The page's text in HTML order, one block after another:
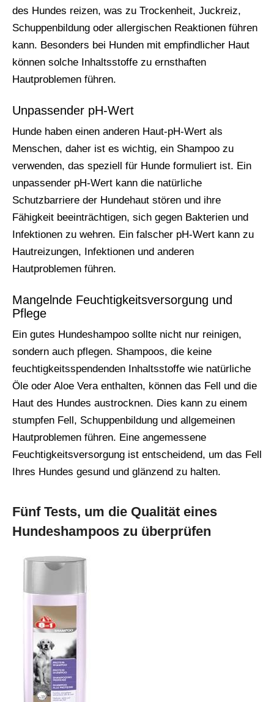
des Hundes reizen, was zu Trockenheit, Juckreiz,
Schuppenbildung oder allergischen Reaktionen führen
kann. Besonders bei Hunden mit empfindlicher Haut
können solche Inhaltsstoffe zu ernsthaften
Hautproblemen führen.
Unpassender pH-Wert
Hunde haben einen anderen Haut-pH-Wert als
Menschen, daher ist es wichtig, ein Shampoo zu
verwenden, das speziell für Hunde formuliert ist. Ein
unpassender pH-Wert kann die natürliche
Schutzbarriere der Hundehaut stören und ihre
Fähigkeit beeinträchtigen, sich gegen Bakterien und
Infektionen zu wehren. Ein falscher pH-Wert kann zu
Hautreizungen, Infektionen und anderen
Hautproblemen führen.
Mangelnde Feuchtigkeitsversorgung und
Pflege
Ein gutes Hundeshampoo sollte nicht nur reinigen,
sondern auch pflegen. Shampoos, die keine
feuchtigkeitsspendenden Inhaltsstoffe wie natürliche
Öle oder Aloe Vera enthalten, können das Fell und die
Haut des Hundes austrocknen. Dies kann zu einem
stumpfen Fell, Schuppenbildung und allgemeinen
Hautproblemen führen. Eine angemessene
Feuchtigkeitsversorgung ist entscheidend, um das Fell
Ihres Hundes gesund und glänzend zu halten.
Fünf Tests, um die Qualität eines
Hundeshampoos zu überprüfen